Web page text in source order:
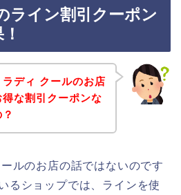
ライン割引クーポン
ディ クールのお店
な割引クーポンな
ルのお店の話ではないのです
るショップでは、ラインを使